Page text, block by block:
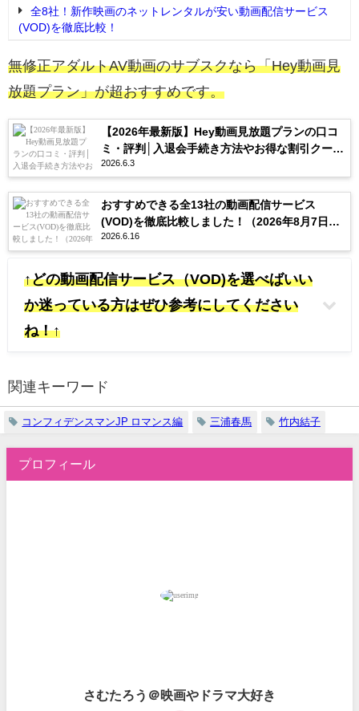
全8社！新作映画のネットレンタルが安い動画配信サービス
(VOD)を徹底比較！
無修正アダルトAV動画のサブスクなら「Hey動画見
放題プラン」が超おすすめです。
【2026年最新版】Hey動画見放題プランの口コ
ミ・評判│入退会手続き方法やお得な割引クーポ
ンを紹介
2026.6.3
おすすめできる全13社の動画配信サービス
(VOD)を徹底比較しました！（2026年8月7日更
新）
2026.6.16
↑どの動画配信サービス（VOD)を選べばいい
か迷っている方はぜひ参考にしてください
ね！↑
関連キーワード
コンフィデンスマンJP ロマンス編 三浦春馬 竹内結子
プロフィール
さむたろう＠映画やドラマ大好き